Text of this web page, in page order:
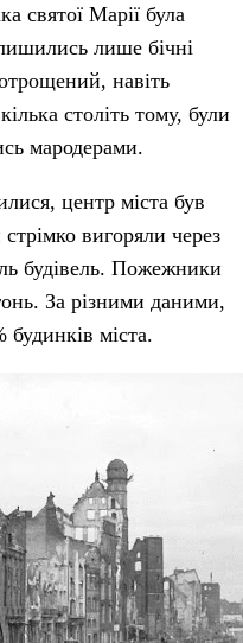
святої Марії була
лише бічні
навіть
століть тому, були
мародерами.
центр міста був
вигоряли через
будівель. Пожежники
За різними даними,
міста.